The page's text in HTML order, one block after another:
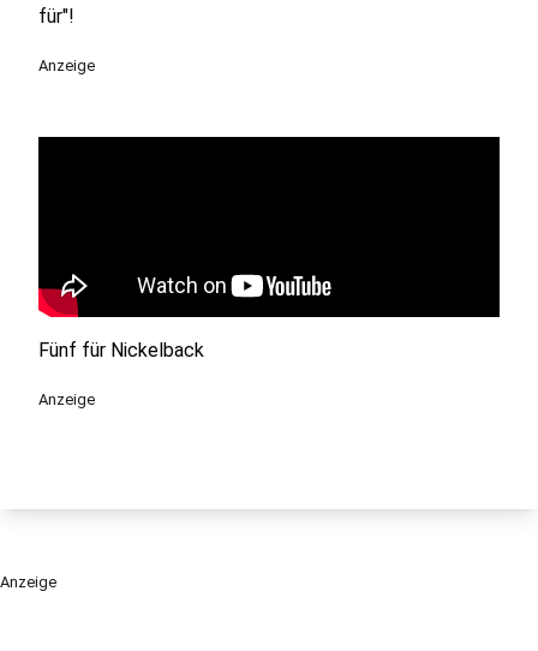
für"!
Anzeige
Fünf für Nickelback
Anzeige
Anzeige